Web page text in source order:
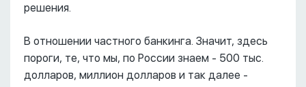
решения.
В отношении частного банкинга. Значит, здесь
пороги, те, что мы, по России знаем - 500 тыс.
долларов, миллион долларов и так далее -